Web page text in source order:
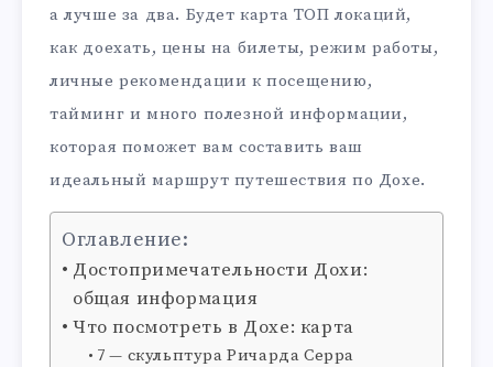
а лучше за два. Будет карта ТОП локаций,
как доехать, цены на билеты, режим работы,
личные рекомендации к посещению,
тайминг и много полезной информации,
которая поможет вам составить ваш
идеальный маршрут путешествия по Дохе.
Оглавление:
Достопримечательности Дохи:
общая информация
Что посмотреть в Дохе: карта
7 — скульптура Ричарда Серра